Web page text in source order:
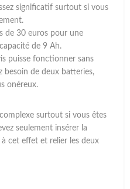
significatif surtout si vous
de 30 euros pour une
de 9 Ah.
puisse fonctionner sans
besoin de deux batteries,
onéreux.
surtout si vous êtes
seulement insérer la
cet effet et relier les deux